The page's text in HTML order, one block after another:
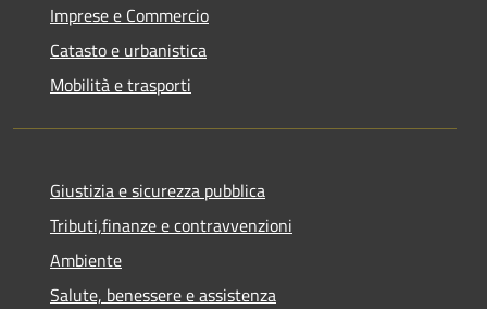
Imprese e Commercio
Catasto e urbanistica
Mobilità e trasporti
Giustizia e sicurezza pubblica
Tributi,finanze e contravvenzioni
Ambiente
Salute, benessere e assistenza